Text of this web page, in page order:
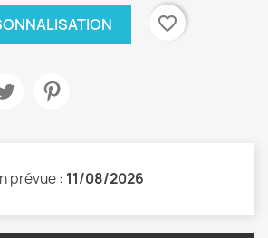
favorite_border
prévue : 11/08/2026